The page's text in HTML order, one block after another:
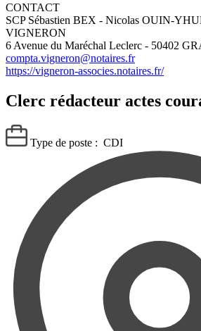
CONTACT
SCP Sébastien BEX - Nicolas OUIN-
VIGNERON
6 Avenue du Maréchal Leclerc - 50402
compta.vigneron@notaires.fr
https://vigneron-associes.notaires.fr/
Clerc rédacteur actes
Type de poste : CDI